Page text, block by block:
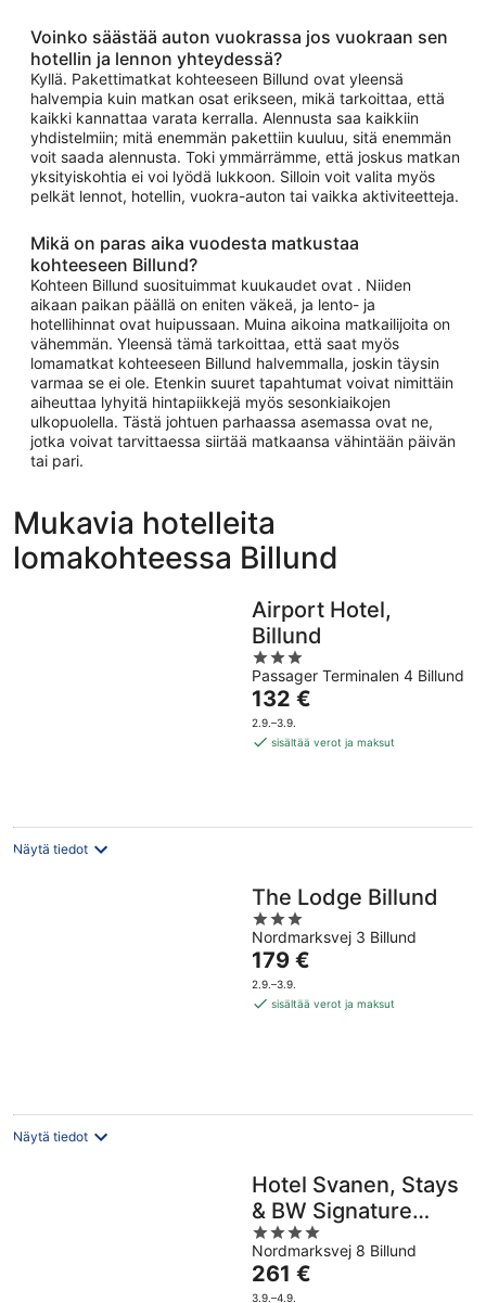
Voinko säästää auton vuokrassa jos vuokraan sen
hotellin ja lennon yhteydessä?
Kyllä. Pakettimatkat kohteeseen Billund ovat yleensä
halvempia kuin matkan osat erikseen, mikä tarkoittaa, että
kaikki kannattaa varata kerralla. Alennusta saa kaikkiin
yhdistelmiin; mitä enemmän pakettiin kuuluu, sitä enemmän
voit saada alennusta. Toki ymmärrämme, että joskus matkan
yksityiskohtia ei voi lyödä lukkoon. Silloin voit valita myös
pelkät lennot, hotellin, vuokra-auton tai vaikka aktiviteetteja.
Mikä on paras aika vuodesta matkustaa
kohteeseen Billund?
Kohteen Billund suosituimmat kuukaudet ovat . Niiden
aikaan paikan päällä on eniten väkeä, ja lento- ja
hotellihinnat ovat huipussaan. Muina aikoina matkailijoita on
vähemmän. Yleensä tämä tarkoittaa, että saat myös
lomamatkat kohteeseen Billund halvemmalla, joskin täysin
varmaa se ei ole. Etenkin suuret tapahtumat voivat nimittäin
aiheuttaa lyhyitä hintapiikkejä myös sesonkiaikojen
ulkopuolella. Tästä johtuen parhaassa asemassa ovat ne,
jotka voivat tarvittaessa siirtää matkaansa vähintään päivän
tai pari.
Mukavia hotelleita
lomakohteessa Billund
Airport Hotel,
Billund
3
out
of
5
Passager Terminalen 4 Billund
Hinta
on
132 €
132 €
2.9.–3.9.
sisältää verot ja maksut
Näytä tiedot
The Lodge Billund
3
out
of
5
Nordmarksvej 3 Billund
Hinta
on
179 €
179 €
2.9.–3.9.
sisältää verot ja maksut
Näytä tiedot
Hotel Svanen, Stays
& BW Signature
Collection
4
out
of
5
Nordmarksvej 8 Billund
Hinta
on
261 €
3.9.–4.9.